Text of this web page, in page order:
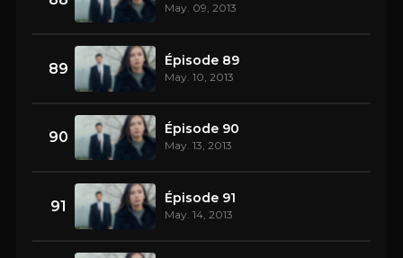
May. 09, 2013
89 Épisode 89
May. 10, 2013
90 Épisode 90
May. 13, 2013
91 Épisode 91
May. 14, 2013